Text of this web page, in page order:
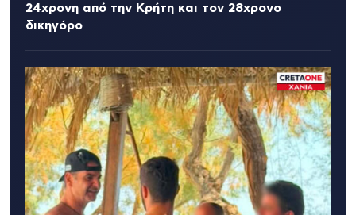
24χρονη από την Κρήτη και τον 28χρονο
δικηγόρο